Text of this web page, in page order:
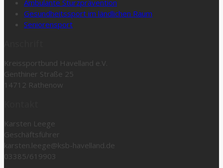
Ambulante Sturzprävention
Gesundheitssport im ländlichen Raum
Seniorensport
Kreissportbund Havelland e.V.
Genthiner Straße 25
14712 Rathenow
Karsten Leege
Geschäftsführer
karsten.leege@ksb-havelland.de
03385/619903